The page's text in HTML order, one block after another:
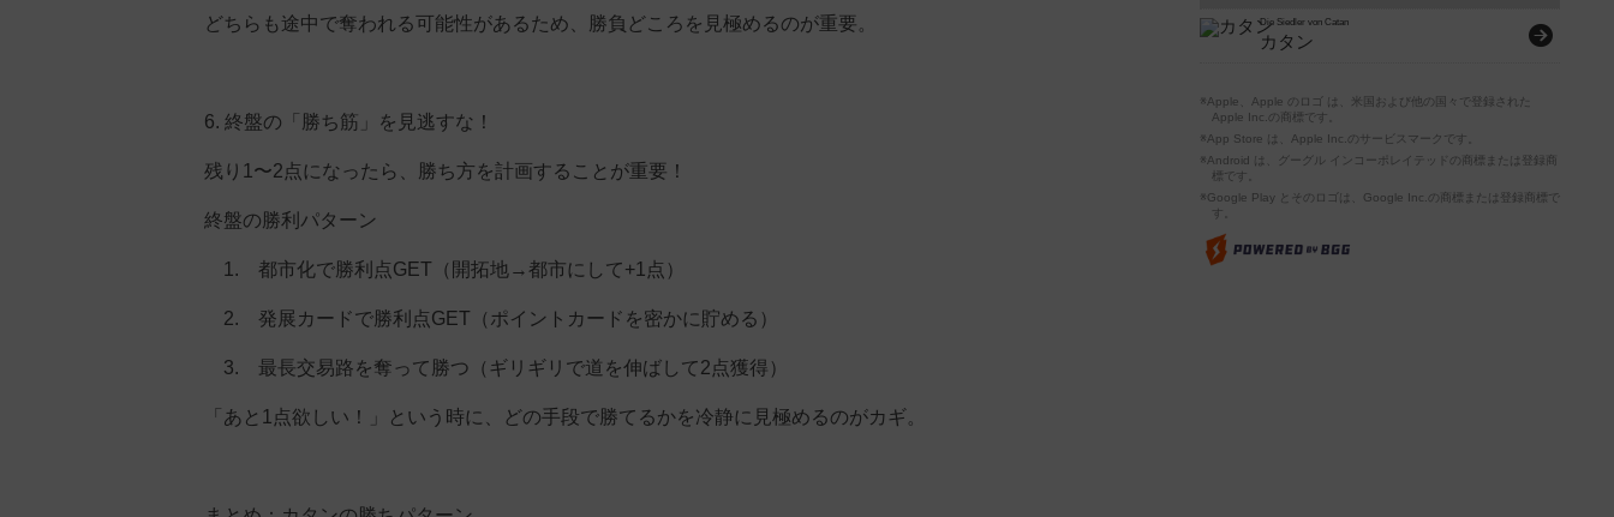
どちらも途中で奪われる可能性があるため、勝負どころを見極めるのが重要。
6. 終盤の「勝ち筋」を見逃すな！
残り1〜2点になったら、勝ち方を計画することが重要！
終盤の勝利パターン
1. 都市化で勝利点GET（開拓地→都市にして+1点）
2. 発展カードで勝利点GET（ポイントカードを密かに貯める）
3. 最長交易路を奪って勝つ（ギリギリで道を伸ばして2点獲得）
「あと1点欲しい！」という時に、どの手段で勝てるかを冷静に見極めるのがカギ。
Die Siedler von Catan
カタン
※Apple、Apple のロゴ は、米国および他の国々で登録された
Apple Inc.の商標です。
※App Store は、Apple Inc.のサービスマークです。
※Android は、グーグル インコーポレイテッドの商標または登録商
標です。
※Google Play とそのロゴは、Google Inc.の商標または登録商標で
す。